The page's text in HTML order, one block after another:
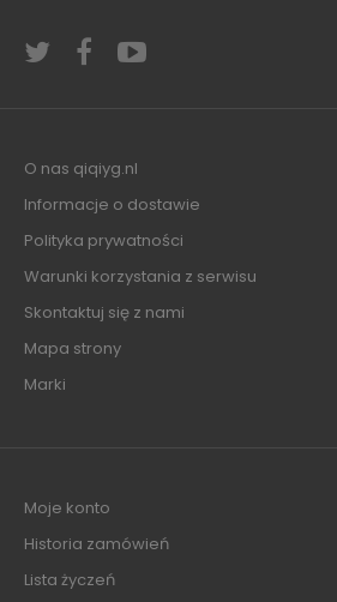
O nas qiqiyg.nl
Informacje o dostawie
Polityka prywatności
Warunki korzystania z serwisu
Skontaktuj się z nami
Mapa strony
Marki
Moje konto
Historia zamówień
Lista życzeń